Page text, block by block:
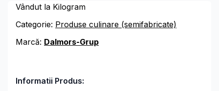
Vândut la Kilogram
Categorie: Produse culinare (semifabricate)
Marcă: Dalmors-Grup
Informatii Produs: